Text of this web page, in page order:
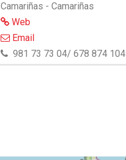
Camariñas - Camariñas
Web
Email
981 73 73 04/ 678 874 104